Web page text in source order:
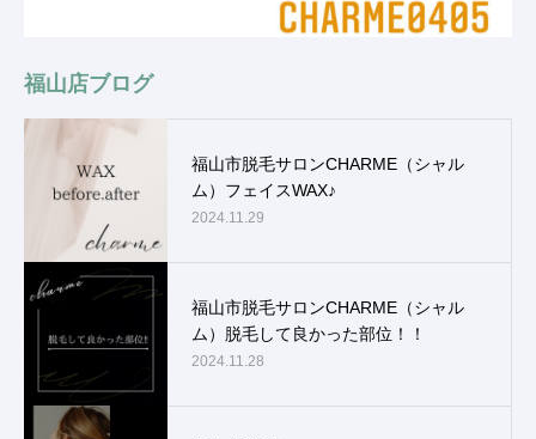
福山店ブログ
福山市脱毛サロンCHARME（シャル
ム）フェイスWAX♪
2024.11.29
福山市脱毛サロンCHARME（シャル
ム）脱毛して良かった部位！！
2024.11.28